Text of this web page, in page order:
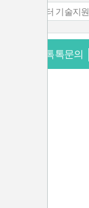
컴퓨터 기술지원
실시간 톡톡문의